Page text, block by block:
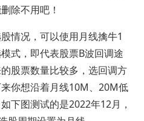
除不用吧！
情况，可以使用月线擒牛1
式，即代表股票B波回调途
股票数量比较多，选回调方
你想沿着月线10M、20M低
下图测试的是2022年12月，